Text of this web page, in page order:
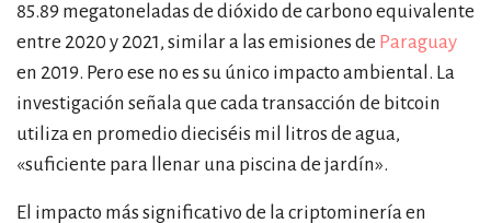
85.89 megatoneladas de dióxido de carbono equivalente
entre 2020 y 2021, similar a las emisiones de Paraguay
en 2019. Pero ese no es su único impacto ambiental. La
investigación señala que cada transacción de bitcoin
utiliza en promedio dieciséis mil litros de agua,
«suficiente para llenar una piscina de jardín».
El impacto más significativo de la criptominería en